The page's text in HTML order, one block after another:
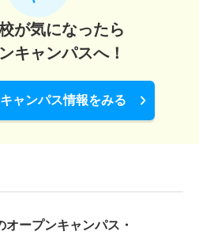
が気になったら
キャンパスへ！
ャンパス情報をみる
オープンキャンパス・